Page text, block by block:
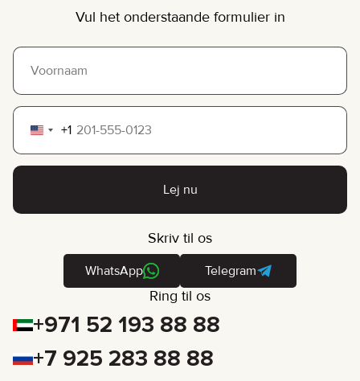
Vul het onderstaande formulier in
United +1
Lej nu
Skriv til os
WhatsApp Telegram
Ring til os
+971 52 193 88 88
+7 925 283 88 88